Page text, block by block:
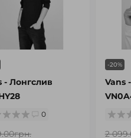
- Лонгслив
0
-20%
Vans
2